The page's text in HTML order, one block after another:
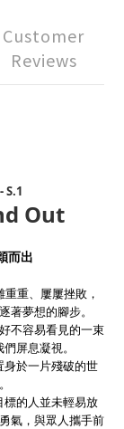
Customer
Reviews
S.1
Out
而出
重、屢屢挫敗，
著夢想的腳步。
不容易看見的一束
屏息凝視。
於一片殘破的世
的人並未輕易放
氣，與眾人攜手前